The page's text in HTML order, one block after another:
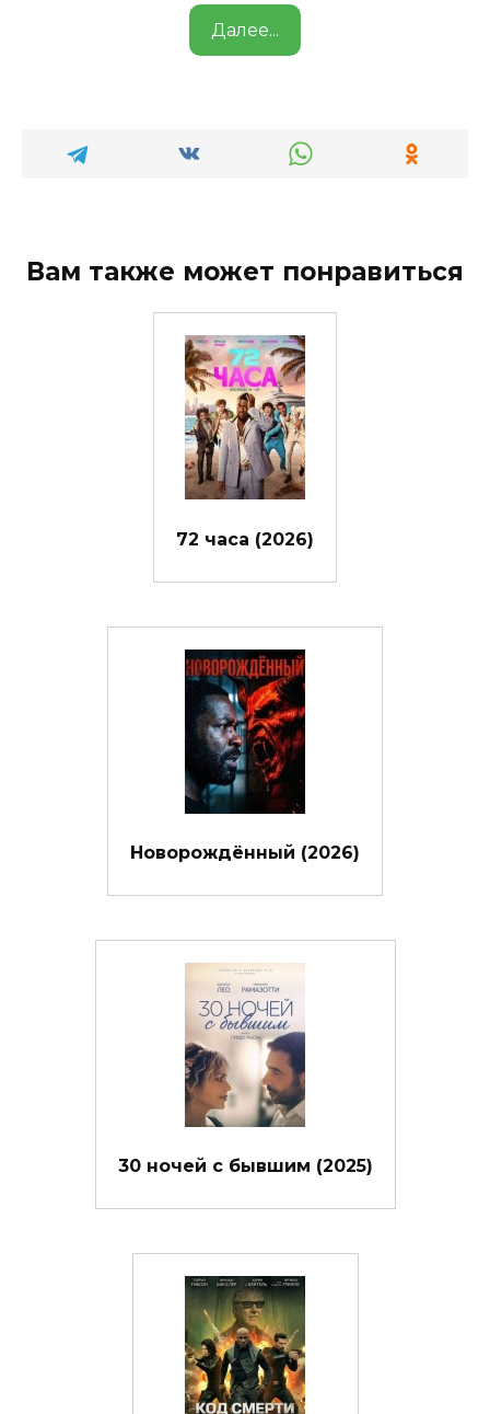
Далее...
Вам также может понравиться
72 часа (2026)
Новорождённый (2026)
30 ночей с бывшим (2025)